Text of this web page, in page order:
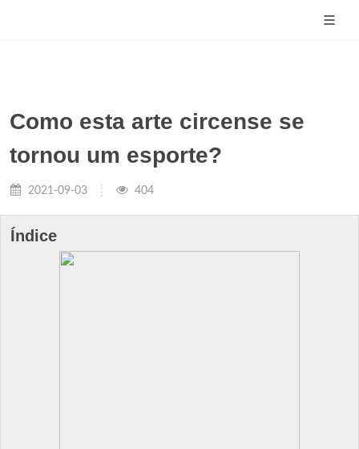
Como esta arte circense se
tornou um esporte?
2021-09-03 404
Índice